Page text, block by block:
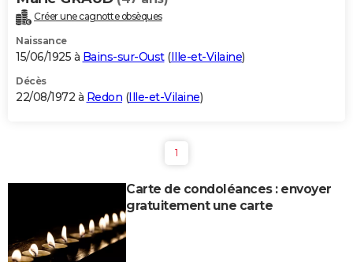
Créer une cagnotte obsèques
Naissance
15/06/1925 à Bains-sur-Oust(Ille-et-Vilaine)
Décès
22/08/1972 à Redon (Ille-et-Vilaine)
1
Carte de condoléances : envoyer
gratuitement une carte